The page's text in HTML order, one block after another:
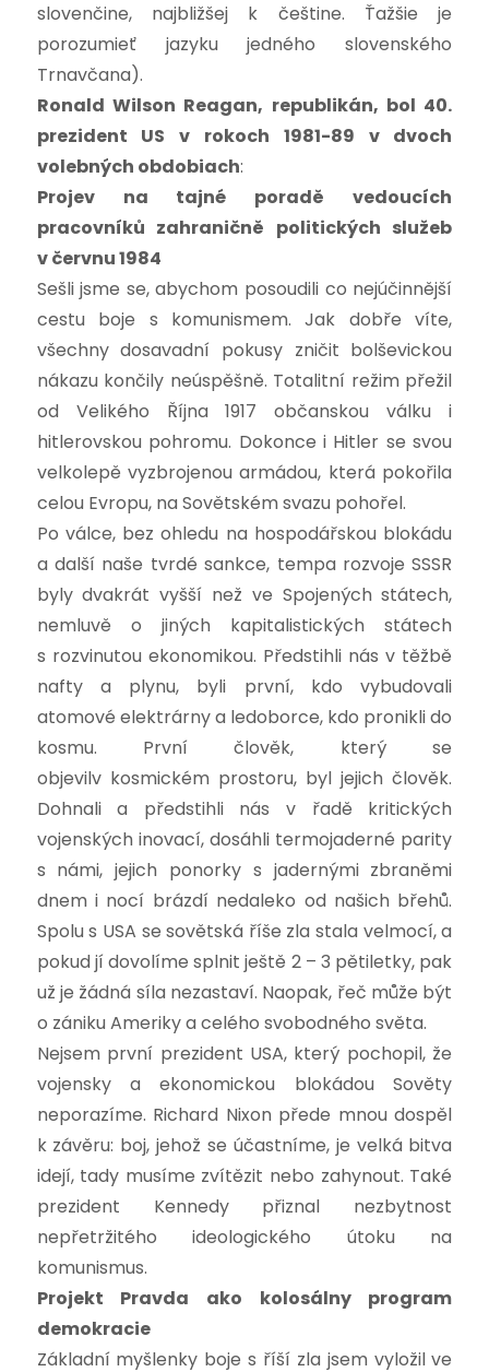
slovenčine, najbližšej k češtine. Ťažšie je
porozumieť jazyku jedného slovenského
Trnavčana).
Ronald Wilson Reagan, republikán, bol 40.
prezident US v rokoch 1981-89 v dvoch
volebných obdobiach:
Projev na tajné poradě vedoucích
pracovníků zahraničně politických služeb
v červnu 1984
Sešli jsme se, abychom posoudili co nejúčinnější
cestu boje s komunismem. Jak dobře víte,
všechny dosavadní pokusy zničit bolševickou
nákazu končily neúspěšně. Totalitní režim přežil
od Velikého Října 1917 občanskou válku i
hitlerovskou pohromu. Dokonce i Hitler se svou
velkolepě vyzbrojenou armádou, která pokořila
celou Evropu, na Sovětském svazu pohořel.
Po válce, bez ohledu na hospodářskou blokádu
a další naše tvrdé sankce, tempa rozvoje SSSR
byly dvakrát vyšší než ve Spojených státech,
nemluvě o jiných kapitalistických státech
s rozvinutou ekonomikou. Předstihli nás v těžbě
nafty a plynu, byli první, kdo vybudovali
atomové elektrárny a ledoborce, kdo pronikli do
kosmu. První člověk, který se
objevilv kosmickém prostoru, byl jejich člověk.
Dohnali a předstihli nás v řadě kritických
vojenských inovací, dosáhli termojaderné parity
s námi, jejich ponorky s jadernými zbraněmi
dnem i nocí brázdí nedaleko od našich břehů.
Spolu s USA se sovětská říše zla stala velmocí, a
pokud jí dovolíme splnit ještě 2 – 3 pětiletky, pak
už je žádná síla nezastaví. Naopak, řeč může být
o zániku Ameriky a celého svobodného světa.
Nejsem první prezident USA, který pochopil, že
vojensky a ekonomickou blokádou Sověty
neporazíme. Richard Nixon přede mnou dospěl
k závěru: boj, jehož se účastníme, je velká bitva
idejí, tady musíme zvítězit nebo zahynout. Také
prezident Kennedy přiznal nezbytnost
nepřetržitého ideologického útoku na
komunismus.
Projekt Pravda ako kolosálny program
demokracie
Základní myšlenky boje s říší zla jsem vyložil ve